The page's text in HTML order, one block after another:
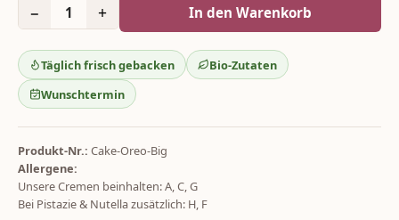
− 1 + In den Warenkorb
Täglich frisch gebacken
Bio-Zutaten
Wunschtermin
Produkt-Nr.: Cake-Oreo-Big
Allergene:
Unsere Cremen beinhalten: A, C, G
Bei Pistazie & Nutella zusätzlich: H, F